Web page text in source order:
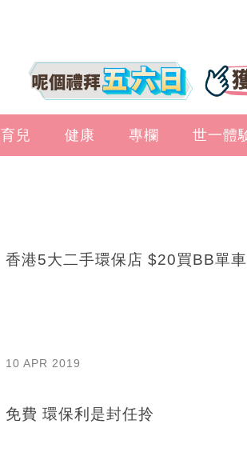
育兒 健康 專欄 世一體
香港5大二手環保店 $20買BB單車
10 APR 2019
免費 環保利是封任拎